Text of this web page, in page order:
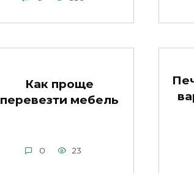
Как проще
перевезти мебель
0 23